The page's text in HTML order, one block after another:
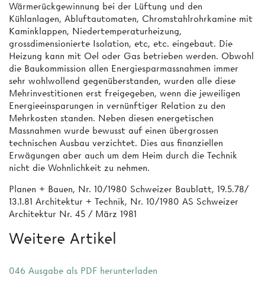
Wärmerückgewinnung bei der Lüftung und den
Kühlanlagen, Abluftautomaten, Chromstahlrohrkamine mit
Kaminklappen, Niedertemperaturheizung,
grossdimensionierte Isolation, etc, etc. eingebaut. Die
Heizung kann mit Oel oder Gas betrieben werden. Obwohl
die Baukommission allen Energiesparmassnahmen immer
sehr wohlwollend gegenüberstanden, wurden alle diese
Mehrinvestitionen erst freigegeben, wenn die jeweiligen
Energieeinsparungen in vernünftiger Relation zu den
Mehrkosten standen. Neben diesen energetischen
Massnahmen wurde bewusst auf einen übergrossen
technischen Ausbau verzichtet. Dies aus finanziellen
Erwägungen aber auch um dem Heim durch die Technik
nicht die Wohnlichkeit zu nehmen.
Planen + Bauen, Nr. 10/1980 Schweizer Baublatt, 19.5.78/
13.1.81 Architektur + Technik, Nr. 10/1980 AS Schweizer
Architektur Nr. 45 / März 1981
Weitere Artikel
046 Ausgabe als PDF herunterladen